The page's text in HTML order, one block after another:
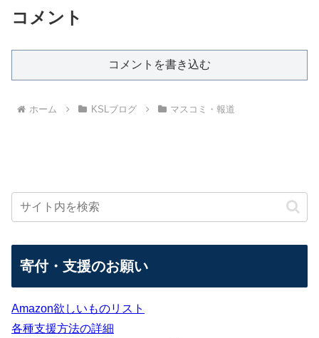
コメント
コメントを書き込む
ホーム KSLブログ マスコミ・報道
寄付・支援のお願い
Amazon欲しいものリスト
各種支援方法の詳細